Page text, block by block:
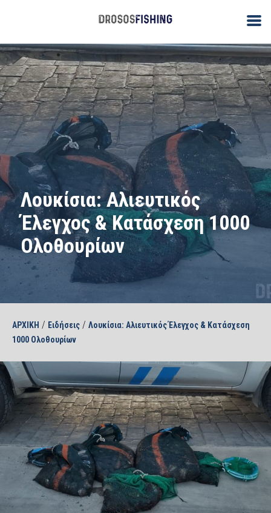
Λουκίσια: Αλιευτικός
Έλεγχος & Κατάσχεση 1000
Ολοθουρίων
ΑΡΧΙΚΗ / Ειδήσεις / Λουκίσια: Αλιευτικός Έλεγχος & Κατάσχεση
1000 Ολοθουρίων